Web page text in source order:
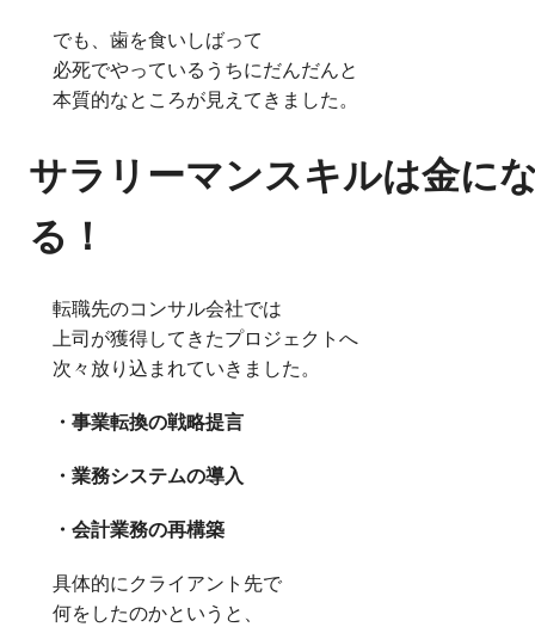
でも、歯を食いしばって
必死でやっているうちにだんだんと
本質的なところが見えてきました。
サラリーマンスキルは金に
る！
転職先のコンサル会社では
上司が獲得してきたプロジェクトへ
次々放り込まれていきました。
・事業転換の戦略提言
・業務システムの導入
・会計業務の再構築
具体的にクライアント先で
何をしたのかというと、